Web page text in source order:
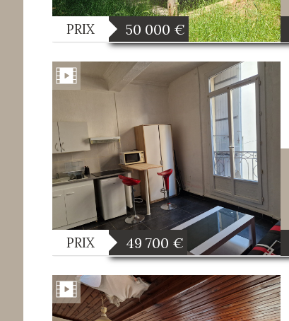
PRIX 50 000 €
PRIX 49 700 €